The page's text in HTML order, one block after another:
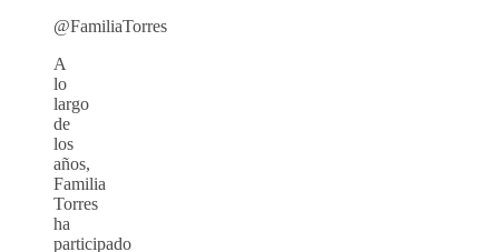
@FamiliaTorres
A
lo
largo
de
los
años,
Familia
Torres
ha
participado